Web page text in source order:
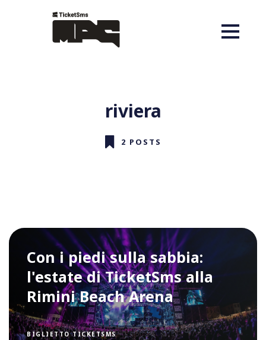
riviera
2 POSTS
Con i piedi sulla sabbia:
l'estate di TicketSms alla
Rimini Beach Arena
BIGLIETTO TICKETSMS